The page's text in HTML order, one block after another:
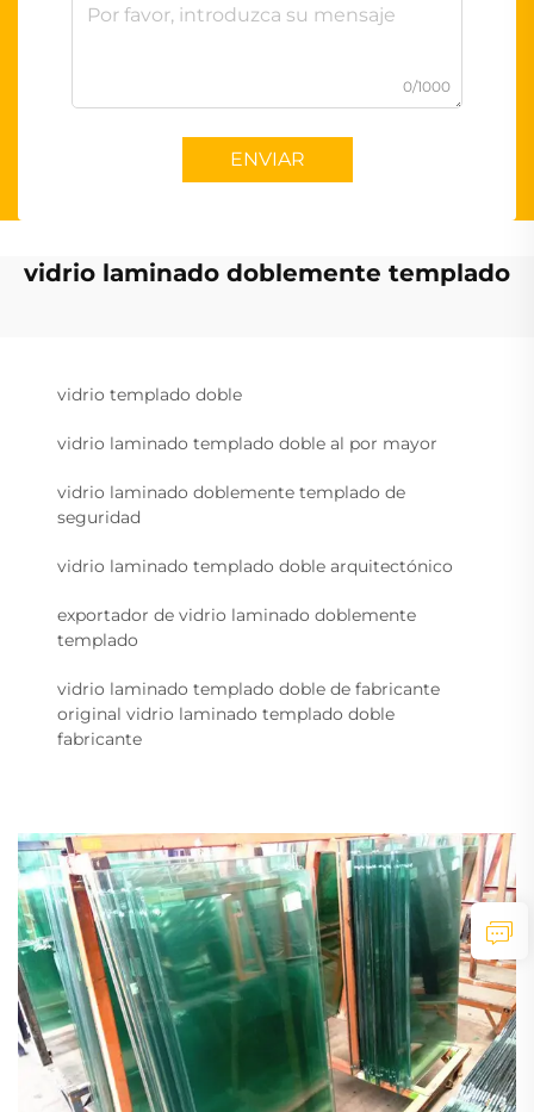
0/1000
ENVIAR
vidrio laminado doblemente templado
vidrio templado doble
vidrio laminado templado doble al por mayor
vidrio laminado doblemente templado de
seguridad
vidrio laminado templado doble arquitectónico
exportador de vidrio laminado doblemente
templado
vidrio laminado templado doble de fabricante
original vidrio laminado templado doble
fabricante